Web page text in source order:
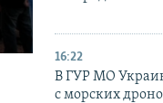
16:22
В ГУР МО
с морских